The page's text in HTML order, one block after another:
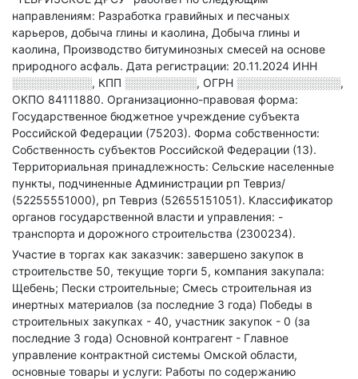
направлениям: Разработка гравийных и песчаных
карьеров, добыча глины и каолина, Добыча глины и
каолина, Производство битуминозных смесей на основе
природного асфаль. Дата регистрации: 20.11.2024 ИНН
░░░░░░░░░░, КПП ░░░░░░░░░, ОГРН ░░░░░░░░░░░░░,
ОКПО 84111880. Организационно-правовая форма:
Государственное бюджетное учреждение субъекта
Российской Федерации (75203). Форма собственности:
Собственность субъектов Российской Федерации (13).
Территориальная принадлежность: Сельские населенные
пункты, подчиненные Администрации рп Тевриз/
(52255551000), рп Тевриз (52655151051). Классификатор
органов государственной власти и управления: -
транспорта и дорожного строительства (2300234).
Участие в торгах как заказчик: завершено закупок в
строительстве 50, текущие торги 5, компания закупала:
Щебень; Пески строительные; Смесь строительная из
инертных материалов (за последние 3 года) Победы в
строительных закупках - 40, участник закупок - 0 (за
последние 3 года) Основной контрагент - Главное
управление контрактной системы Омской области,
основные товары и услуги: Работы по содержанию